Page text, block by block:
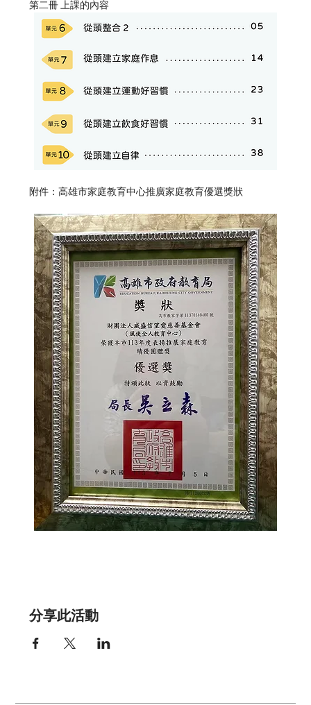
第二冊 上課的內容
附件：高雄市家庭教育中心推廣家庭教育優選獎狀
分享此活動